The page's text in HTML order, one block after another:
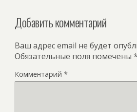
Добавить комментарий
Ваш адрес email не будет
Обязательные поля помечены *
Комментарий *